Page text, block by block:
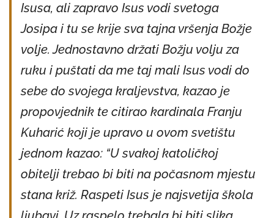
Isusa, ali zapravo Isus vodi svetoga
Josipa i tu se krije sva tajna vršenja Božje
volje. Jednostavno držati Božju volju za
ruku i puštati da me taj mali Isus vodi do
sebe do svojega kraljevstva, kazao je
propovjednik te citirao kardinala Franju
Kuharić koji je upravo u ovom svetištu
jednom kazao: “U svakoj katoličkoj
obitelji trebao bi biti na počasnom mjestu
stana križ. Raspeti Isus je najsvetija škola